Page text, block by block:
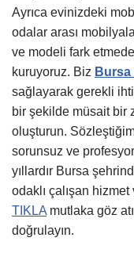
Ayrıca evinizdeki
odalar arası
ve modeli fark
kuruyoruz. Biz
sağlayarak gerekli
bir şekilde müsait bir
oluşturun.
sorunsuz ve
yıllardır Bursa
odaklı çalışan
TIKLA mutlaka göz
doğrulayın.